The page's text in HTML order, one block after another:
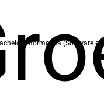
Informatica (Software